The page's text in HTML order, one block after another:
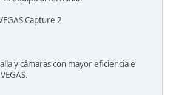
Capture 2
y cámaras con mayor eficiencia e